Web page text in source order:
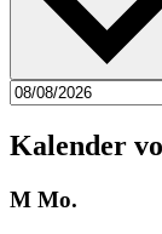
Kalender
M Mo.